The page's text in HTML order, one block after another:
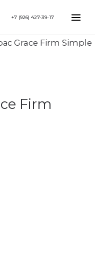
+7 (926) 427-39-17
Grace Firm Simple
Firm